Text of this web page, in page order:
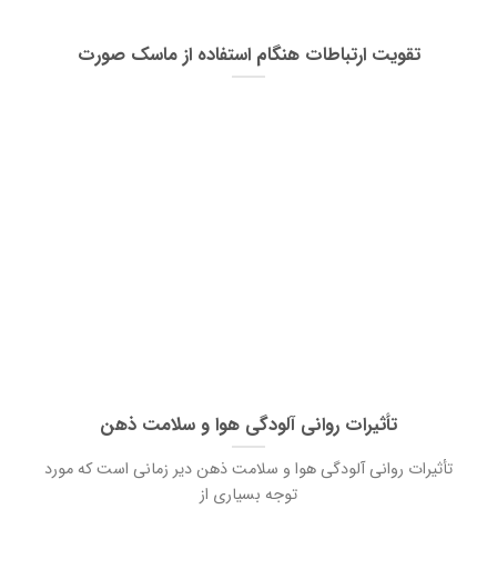
تقویت ارتباطات هنگام استفاده از ماسک صورت
تأثیرات روانی آلودگی هوا و سلامت ذهن
تأثیرات روانی آلودگی هوا و سلامت ذهن دیر زمانی است که مورد
توجه بسیاری از